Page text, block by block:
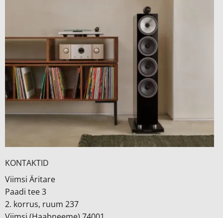
KONTAKTID
Viimsi Äritare
Paadi tee 3
2. korrus, ruum 237